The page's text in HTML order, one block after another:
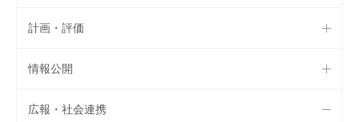
計画・評価
情報公開
広報・社会連携